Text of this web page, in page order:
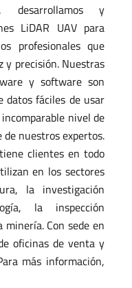
desarrollamos y
LiDAR UAV para
profesionales que
y precisión. Nuestras
y software son
datos fáciles de usar
nivel de
nuestros expertos.
clientes en todo
en los sectores
la investigación
la inspección
Con sede en
oficinas de venta y
más información,